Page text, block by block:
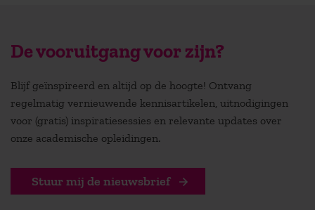
De vooruitgang voor zijn?
Blijf geïnspireerd en altijd op de hoogte! Ontvang
regelmatig vernieuwende kennisartikelen, uitnodigingen
voor (gratis) inspiratiesessies en relevante updates over
onze academische opleidingen.
Stuur mij de nieuwsbrief